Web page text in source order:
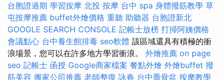
台胞證過期 學習按摩 北投 按摩 台中 spa 身體撥筋教學 草
屯按摩推薦 buffet外燴價格 重聽 助聽器 台胞證新北
GOOGLE SEARCH CONSOLE 記帳士放榜 打掃阿姨價格
會議點心 台中養生館排毒 seo軟體 該區域還具有積極的衝
浪場景，您可以在許多地方學習衝浪。 外燴推薦 on page
seo 記帳士 函授 Google商家檔案 餐點外燴 外燴buffet 撥
筋美容 搬家公司推薦 老師整復 詠春 台中喬骨盆 按摩教學